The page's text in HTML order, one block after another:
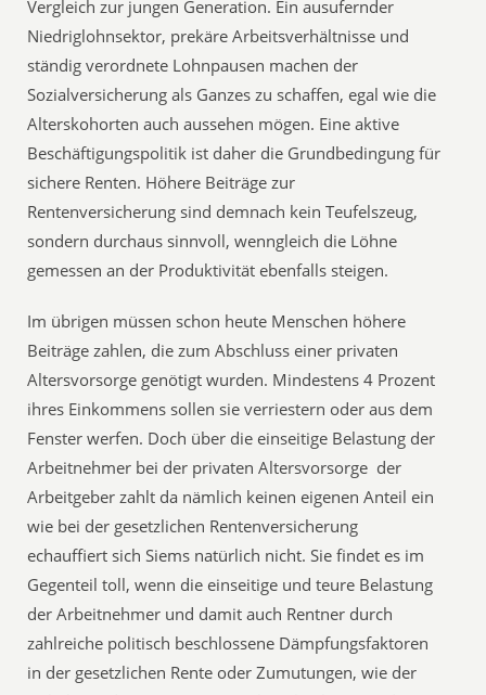
Vergleich zur jungen Generation. Ein ausufernder
Niedriglohnsektor, prekäre Arbeitsverhältnisse und
ständig verordnete Lohnpausen machen der
Sozialversicherung als Ganzes zu schaffen, egal wie die
Alterskohorten auch aussehen mögen. Eine aktive
Beschäftigungspolitik ist daher die Grundbedingung für
sichere Renten. Höhere Beiträge zur
Rentenversicherung sind demnach kein Teufelszeug,
sondern durchaus sinnvoll, wenngleich die Löhne
gemessen an der Produktivität ebenfalls steigen.
Im übrigen müssen schon heute Menschen höhere
Beiträge zahlen, die zum Abschluss einer privaten
Altersvorsorge genötigt wurden. Mindestens 4 Prozent
ihres Einkommens sollen sie verriestern oder aus dem
Fenster werfen. Doch über die einseitige Belastung der
Arbeitnehmer bei der privaten Altersvorsorge  der
Arbeitgeber zahlt da nämlich keinen eigenen Anteil ein
wie bei der gesetzlichen Rentenversicherung 
echauffiert sich Siems natürlich nicht. Sie findet es im
Gegenteil toll, wenn die einseitige und teure Belastung
der Arbeitnehmer und damit auch Rentner durch
zahlreiche politisch beschlossene Dämpfungsfaktoren
in der gesetzlichen Rente oder Zumutungen, wie der